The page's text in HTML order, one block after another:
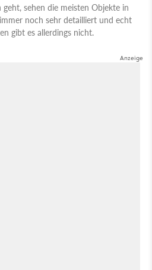
sehen die meisten Objekte in
noch sehr detailliert und echt
gibt es allerdings nicht.